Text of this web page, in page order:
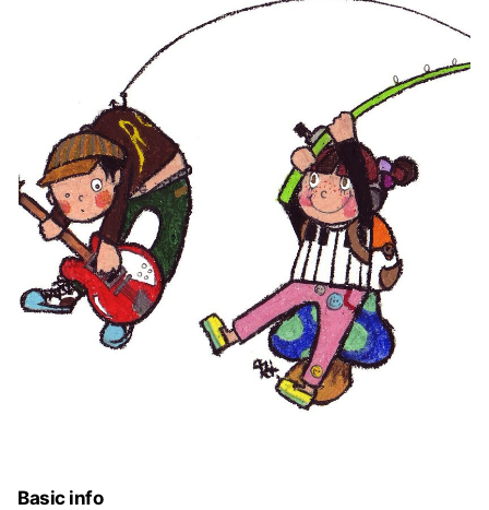
Basic info